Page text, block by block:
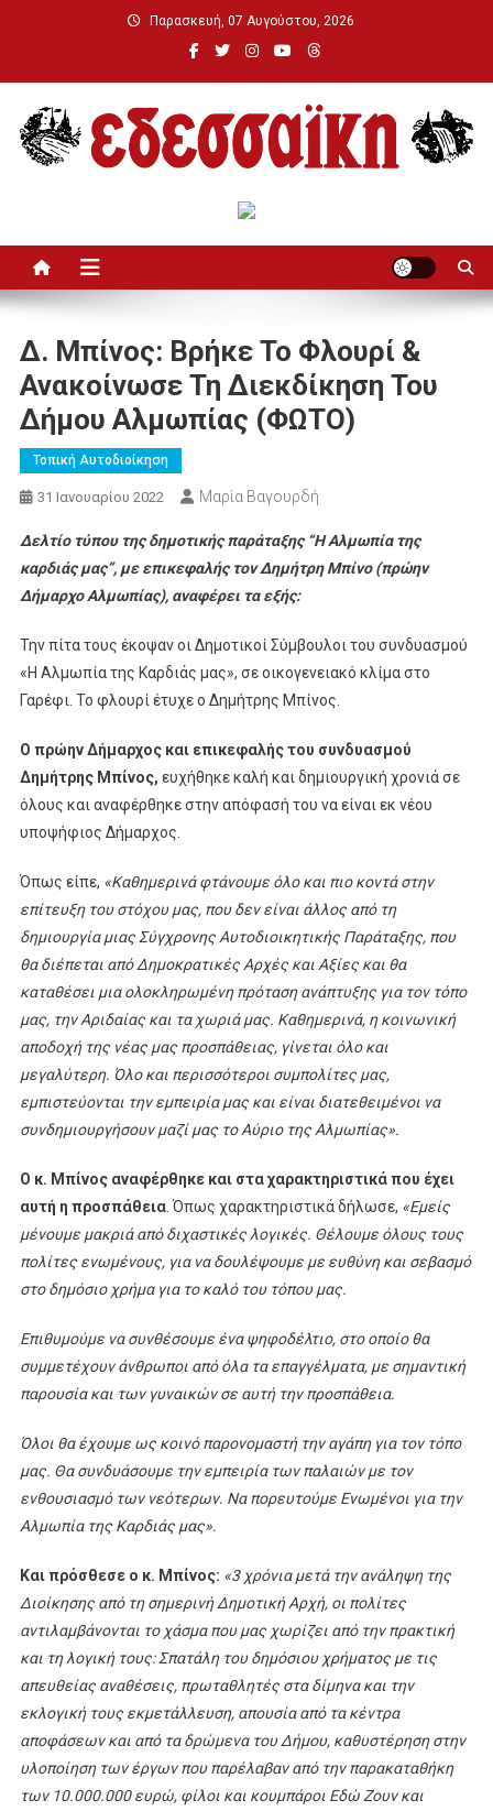
Παρασκευή, 07 Αυγούστου, 2026
Δ. Μπίνος: Βρήκε Το Φλουρί &
Ανακοίνωσε Τη Διεκδίκηση Του
Δήμου Αλμωπίας (ΦΩΤΟ)
Τοπική Αυτοδιοίκηση
31 Ιανουαρίου 2022 Μαρία Βαγουρδή
Δελτίο τύπου της δημοτικής παράταξης “Η Αλμωπία της
καρδιάς μας”, με επικεφαλής τον Δημήτρη Μπίνο (πρώην
Δήμαρχο Αλμωπίας), αναφέρει τα εξής:
Την πίτα τους έκοψαν οι Δημοτικοί Σύμβουλοι του συνδυασμού
«Η Αλμωπία της Καρδιάς μας», σε οικογενειακό κλίμα στο
Γαρέφι. Το φλουρί έτυχε ο Δημήτρης Μπίνος.
Ο πρώην Δήμαρχος και επικεφαλής του συνδυασμού
Δημήτρης Μπίνος, ευχήθηκε καλή και δημιουργική χρονιά σε
όλους και αναφέρθηκε στην απόφασή του να είναι εκ νέου
υποψήφιος Δήμαρχος.
Όπως είπε, «Καθημερινά φτάνουμε όλο και πιο κοντά στην
επίτευξη του στόχου μας, που δεν είναι άλλος από τη
δημιουργία μιας Σύγχρονης Αυτοδιοικητικής Παράταξης, που
θα διέπεται από Δημοκρατικές Αρχές και Αξίες και θα
καταθέσει μια ολοκληρωμένη πρόταση ανάπτυξης για τον τόπο
μας, την Αριδαίας και τα χωριά μας. Καθημερινά, η κοινωνική
αποδοχή της νέας μας προσπάθειας, γίνεται όλο και
μεγαλύτερη. Όλο και περισσότεροι συμπολίτες μας,
εμπιστεύονται την εμπειρία μας και είναι διατεθειμένοι να
συνδημιουργήσουν μαζί μας το Αύριο της Αλμωπίας».
Ο κ. Μπίνος αναφέρθηκε και στα χαρακτηριστικά που έχει
αυτή η προσπάθεια. Όπως χαρακτηριστικά δήλωσε, «Εμείς
μένουμε μακριά από διχαστικές λογικές. Θέλουμε όλους τους
πολίτες ενωμένους, για να δουλέψουμε με ευθύνη και σεβασμό
στο δημόσιο χρήμα για το καλό του τόπου μας.
Επιθυμούμε να συνθέσουμε ένα ψηφοδέλτιο, στο οποίο θα
συμμετέχουν άνθρωποι από όλα τα επαγγέλματα, με σημαντική
παρουσία και των γυναικών σε αυτή την προσπάθεια.
Όλοι θα έχουμε ως κοινό παρονομαστή την αγάπη για τον τόπο
μας. Θα συνδυάσουμε την εμπειρία των παλαιών με τον
ενθουσιασμό των νεότερων. Να πορευτούμε Ενωμένοι για την
Αλμωπία της Καρδιάς μας».
Και πρόσθεσε ο κ. Μπίνος: «3 χρόνια μετά την ανάληψη της
Διοίκησης από τη σημερινή Δημοτική Αρχή, οι πολίτες
αντιλαμβάνονται το χάσμα που μας χωρίζει από την πρακτική
και τη λογική τους: Σπατάλη του δημόσιου χρήματος με τις
απευθείας αναθέσεις, πρωταθλητές στα δίμηνα και την
εκλογική τους εκμετάλλευση, απουσία από τα κέντρα
αποφάσεων και από τα δρώμενα του Δήμου, καθυστέρηση στην
υλοποίηση των έργων που παρέλαβαν από την παρακαταθήκη
των 10.000.000 ευρώ, φίλοι και κουμπάροι Εδώ Ζουν και